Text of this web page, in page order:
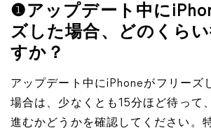
❶アップデート中に
ズした場合、どのくら
すか？
アップデート中にiPhoneがフリーズ
場合は、少なくとも15分ほど待って
進むかどうかを確認してください。